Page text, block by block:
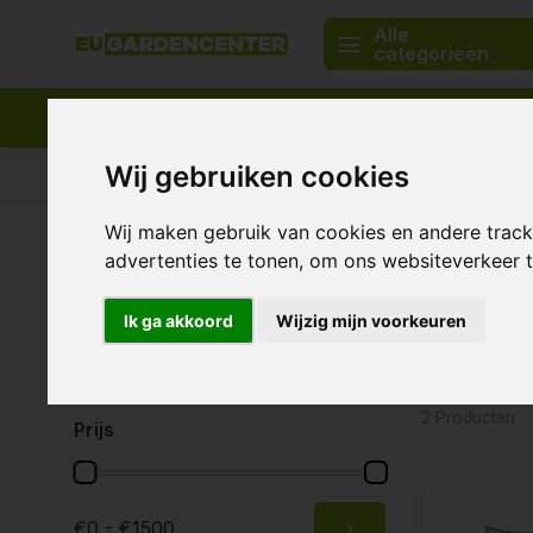
Wij gebruiken cookies
Wij maken gebruik van cookies en andere
advertenties te tonen, om ons websiteverkeer
Ik ga akkoord Wijzig mijn voorkeuren
Alle
categorieën
Passend assortiment Levering in heel Europa
Home Kweekruimtes Kweekkasten Bonanza Klima
Alle merken
Prijs
€0 - €1500
G-
efficiënte
testen met